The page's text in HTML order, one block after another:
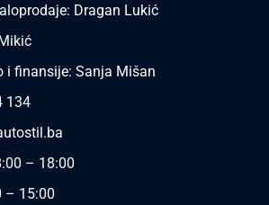
Dragan Lukić
i finansije: Sanja Mišan
134
– 18:00
– 15:00